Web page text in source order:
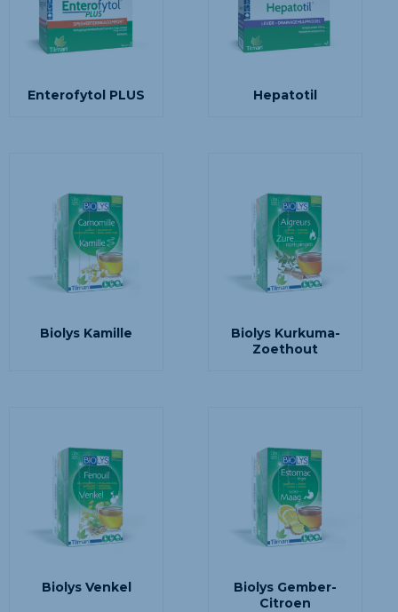
Enterofytol PLUS Hepatotil
Biolys Kamille
Biolys Kurkuma-
Zoethout
Biolys Venkel
Biolys Gember-
Citroen